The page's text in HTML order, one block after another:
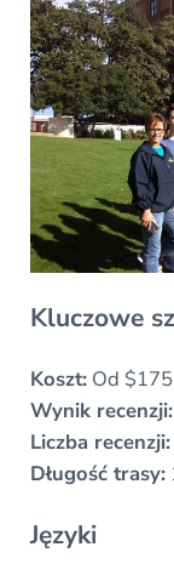
Kluczowe
Koszt:Od
Wynik recenzji:
Liczba recenzji:
Długość trasy:
Języki